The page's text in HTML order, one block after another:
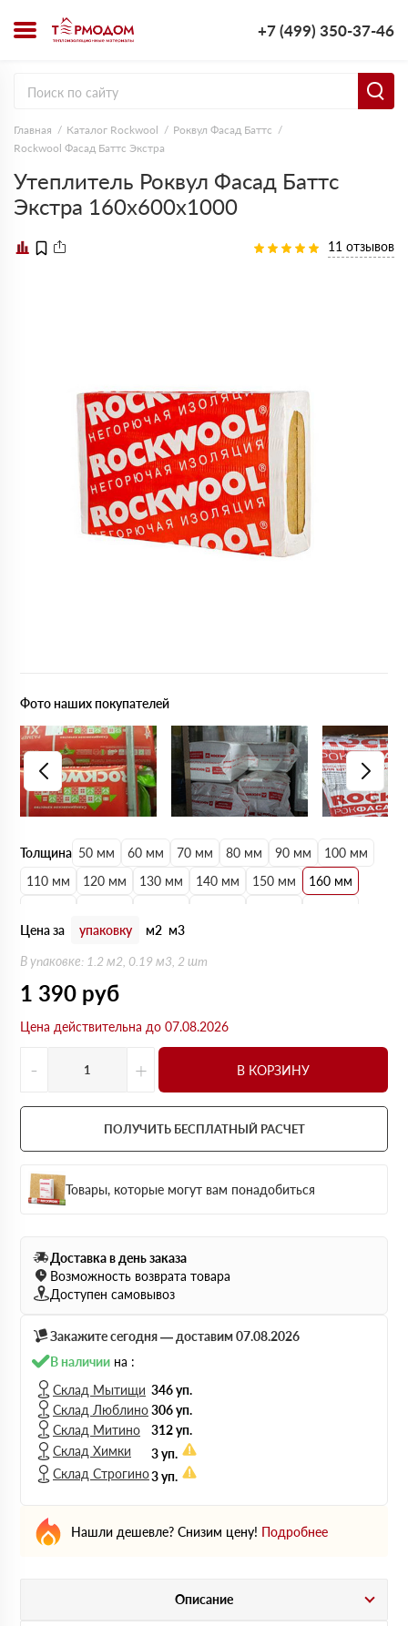
+7 (499) 350-37-46
Главная Каталог Rockwool
Роквул Фасад Баттс
Rockwool Фасад Баттс Экстра
Утеплитель Роквул Фасад Баттс
Экстра 160х600х1000
11 отзывов
Толщина 50 мм 60 мм 70 мм 80 мм 90 мм
100 мм
110 мм
120 мм 130 мм 140 мм 150 мм
160 мм
230 мм
240 мм 250 мм
Цена за упаковку м2 м3
В упаковке: 1.2 м2, 0.19 м3, 2 шт
1 390 руб
Цена действительна до 07.08.2026
- + В КОРЗИНУ
ПОЛУЧИТЬ БЕСПЛАТНЫЙ РАСЧЕТ
Товары, которые могут вам понадобиться
Доставка в день заказа
Возможность возврата товара
Доступен самовывоз
Закажите сегодня — доставим 07.08.2026
В наличии на :
Склад Мытищи 346 уп.
Склад Люблино306 уп.
Склад Митино
312 уп.
Склад Химки
3 уп.
Склад Строгино3 уп.
Нашли дешевле? Снизим цену! Подробнее
Фото наших покупателей
Описание